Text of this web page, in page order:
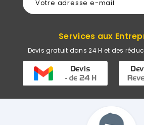
Services aux
Devis gratuit dans 24 H et des